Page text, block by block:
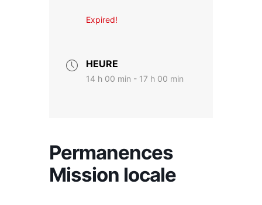
Expired!
HEURE
14 h 00 min - 17 h 00 min
Permanences
Mission locale